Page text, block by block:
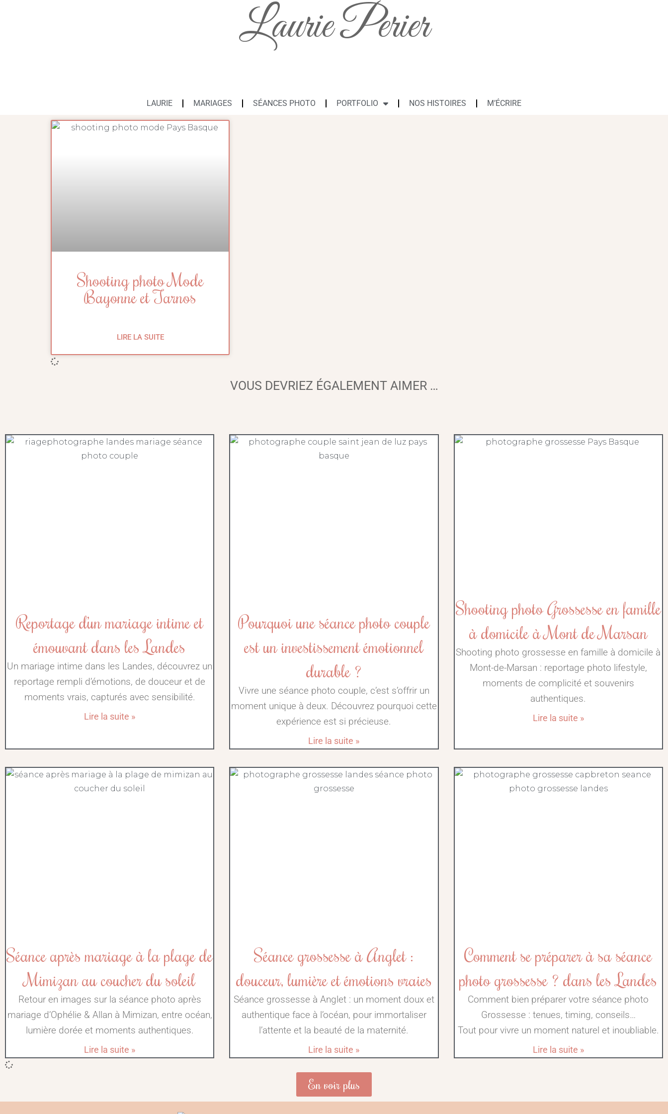
Laurie Perier
LAURIE MARIAGES SÉANCES PHOTO PORTFOLIO NOS HISTOIRES M’ÉCRIRE
Shooting photo Mode
Bayonne et Tarnos
LIRE LA SUITE
VOUS DEVRIEZ ÉGALEMENT AIMER …
Reportage d’un mariage intime et
émouvant dans les Landes
Un mariage intime dans les Landes, découvrez un
reportage rempli d’émotions, de douceur et de
moments vrais, capturés avec sensibilité.
Lire la suite »
Pourquoi une séance photo couple
est un investissement émotionnel
durable ?
Vivre une séance photo couple, c’est s’offrir un
moment unique à deux. Découvrez pourquoi cette
expérience est si précieuse.
Lire la suite »
Shooting photo Grossesse en famille
à domicile à Mont de Marsan
Shooting photo grossesse en famille à domicile à
Mont-de-Marsan : reportage photo lifestyle,
moments de complicité et souvenirs
authentiques.
Lire la suite »
Séance après mariage à la plage de
Mimizan au coucher du soleil
Retour en images sur la séance photo après
mariage d’Ophélie & Allan à Mimizan, entre océan,
lumière dorée et moments authentiques.
Lire la suite »
Séance grossesse à Anglet :
douceur, lumière et émotions vraies
Séance grossesse à Anglet : un moment doux et
authentique face à l’océan, pour immortaliser
l’attente et la beauté de la maternité.
Lire la suite »
Comment se préparer à sa séance
photo grossesse ? dans les Landes
Comment bien préparer votre séance photo
Grossesse : tenues, timing, conseils…
Tout pour vivre un moment naturel et inoubliable.
Lire la suite »
En voir plus